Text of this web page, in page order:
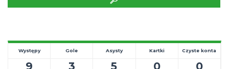
Występy
9
Gole
3
Asysty
5
Kartki
0
Czyste konta
0